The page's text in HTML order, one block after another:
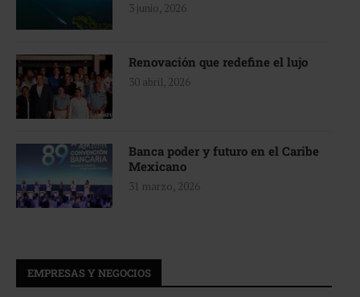
3 junio, 2026
Renovación que redefine el lujo
30 abril, 2026
Banca poder y futuro en el Caribe
Mexicano
31 marzo, 2026
EMPRESAS Y NEGOCIOS